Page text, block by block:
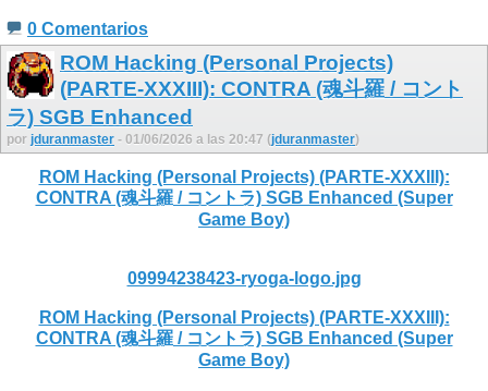
0 Comentarios
ROM Hacking (Personal Projects)
(PARTE-XXXIII): CONTRA (魂斗羅 / コント
ラ) SGB Enhanced
por jduranmaster - 01/06/2026 a las 20:47 (jduranmaster)
ROM Hacking (Personal Projects) (PARTE-XXXIII):
CONTRA (魂斗羅 / コントラ) SGB Enhanced (Super
Game Boy)
09994238423-ryoga-logo.jpg
ROM Hacking (Personal Projects) (PARTE-XXXIII):
CONTRA (魂斗羅 / コントラ) SGB Enhanced (Super
Game Boy)